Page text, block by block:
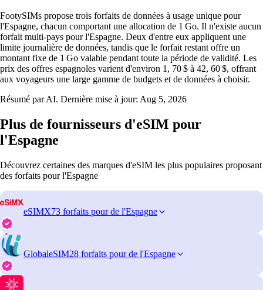
FootySIMs propose trois forfaits de données à usage unique pour
l'Espagne, chacun comportant une allocation de 1 Go. Il n'existe aucun
forfait multi‑pays pour l'Espagne. Deux d'entre eux appliquent une
limite journalière de données, tandis que le forfait restant offre un
montant fixe de 1 Go valable pendant toute la période de validité. Les
prix des offres espagnoles varient d'environ 1, 70 $ à 42, 60 $, offrant
aux voyageurs une large gamme de budgets et de données à choisir.
Résumé par AI. Dernière mise à jour: Aug 5, 2026
Plus de fournisseurs d'eSIM pour
l'Espagne
Découvrez certaines des marques d'eSIM les plus populaires proposant
des forfaits pour l'Espagne
eSIMX73 forfaits pour de l'Espagne
GlobaleSIM28 forfaits pour de l'Espagne